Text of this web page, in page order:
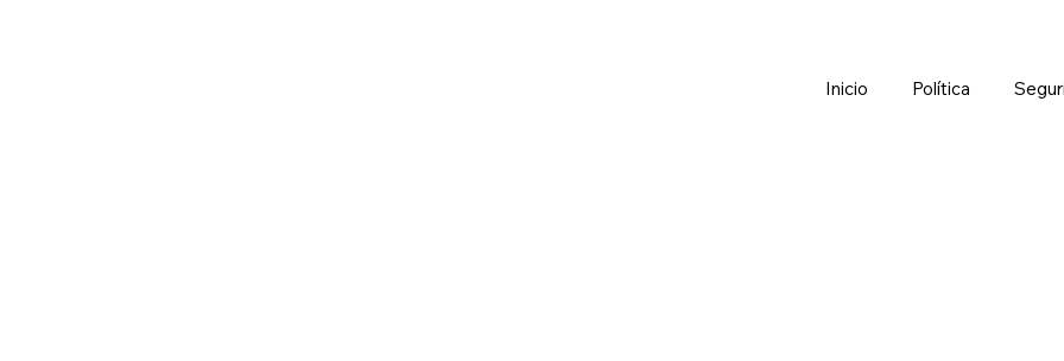
Inicio Política